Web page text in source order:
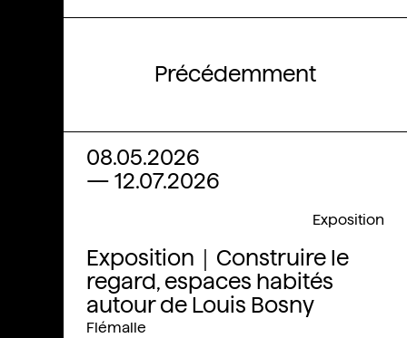
Précédemment
08.05.2026
— 12.07.2026
Exposition｜Construire le
regard, espaces habités
autour de Louis Bosny
Exposition
Flémalle